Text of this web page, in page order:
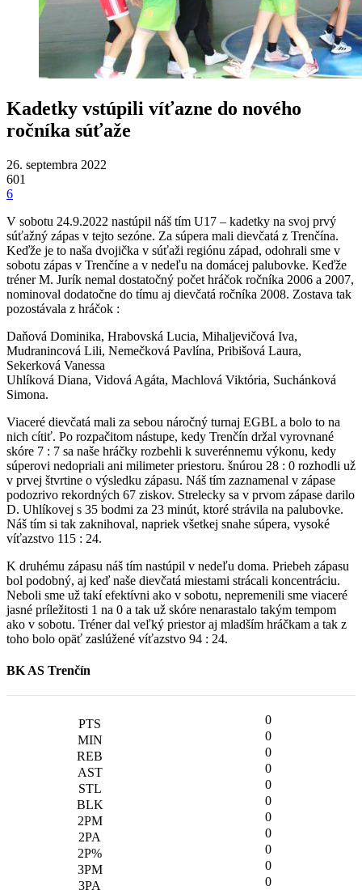
Kadetky vstúpili víťazne do nového
ročníka súťaže
26. septembra 2022
601
6
V sobotu 24.9.2022 nastúpil náš tím U17 – kadetky na svoj prvý
súťažný zápas v tejto sezóne. Za súpera mali dievčatá z Trenčína.
Keďže je to naša dvojička v súťaži regiónu západ, odohrali sme v
sobotu zápas v Trenčíne a v nedeľu na domácej palubovke. Keďže
tréner M. Jurík nemal dostatočný počet hráčok ročníka 2006 a 2007,
nominoval dodatočne do tímu aj dievčatá ročníka 2008. Zostava tak
pozostávala z hráčok :
Daňová Dominika, Hrabovská Lucia, Mihaljevičová Iva,
Mudranincová Lili, Nemečková Pavlína, Pribišová Laura,
Sekerková Vanessa
Uhlíková Diana, Vidová Agáta, Machlová Viktória, Suchánková
Simona.
Viaceré dievčatá mali za sebou náročný turnaj EGBL a bolo to na
nich cítiť. Po rozpačitom nástupe, kedy Trenčín držal vyrovnané
skóre 7 : 7 sa naše hráčky rozbehli k suverénnemu výkonu, kedy
súperovi nedopriali ani milimeter priestoru. šnúrou 28 : 0 rozhodli už
v prvej štvrtine o výsledku zápasu. Náš tím zaznamenal v zápase
podozrivo rekordných 67 ziskov. Strelecky sa v prvom zápase darilo
D. Uhlíkovej s 35 bodmi za 23 minút, ktoré strávila na palubovke.
Náš tím si tak zaknihoval, napriek všetkej snahe súpera, vysoké
víťazstvo 115 : 24.
K druhému zápasu náš tím nastúpil v nedeľu doma. Priebeh zápasu
bol podobný, aj keď naše dievčatá miestami strácali koncentráciu.
Neboli sme už takí efektívni ako v sobotu, nepremenili sme viaceré
jasné príležitosti 1 na 0 a tak už skóre nenarastalo takým tempom
ako v sobotu. Tréner dal veľký priestor aj mladším hráčkam a tak z
toho bolo opäť zaslúžené víťazstvo 94 : 24.
BK AS Trenčín
0
0
0
0
0
0
0
0
0
0
0